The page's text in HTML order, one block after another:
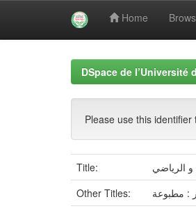
Home
DSpace de l’Université
Please use this
Title:
و الرياضي
Other Titles:
: مطبوعة